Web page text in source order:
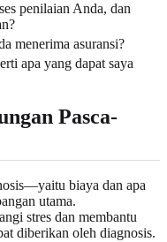
penilaian Anda, dan
menerima asuransi?
apa yang dapat saya
Pasca-
biaya dan apa
utama.
stres dan membantu
diberikan oleh diagnosis.